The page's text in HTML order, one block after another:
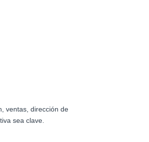
ventas, dirección de
sea clave.